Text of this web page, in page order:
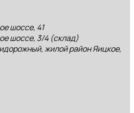
шоссе, 41
шоссе, 3/4 (склад)
жилой район Яицкое,